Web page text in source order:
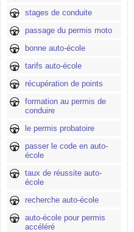
stages de conduite
passage du permis moto
bonne auto-école
tarifs auto-école
récupération de points
formation au permis de
conduire
le permis probatoire
passer le code en auto-
école
taux de réussite auto-
école
recherche auto-école
auto-école pour permis
accéléré